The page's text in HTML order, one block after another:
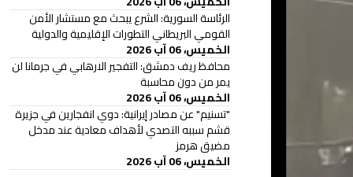
الرئاسة السورية: الشرع يبحث مع مستشار الأمن
القومي البريطاني التطورات الإقليمية والدولية
الخميس، 06 آب 2026
محافظ ريف دمشق: التفجير الارهابي في جرمانا لن
يمر من دون محاسبة
الخميس، 06 آب 2026
"تسنيم" عن مصادر إيرانية: دوي انفجارين في جزيرة
قشم سببه التصدي لأهداف معادية عند مدخل
مضيق هرمز
الخميس، 06 آب 2026